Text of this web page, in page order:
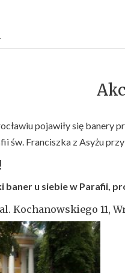
pojawiły się banery
św. Franciszka z Asyżu
baner u siebie w Parafii,
Kochanowskiego 11,